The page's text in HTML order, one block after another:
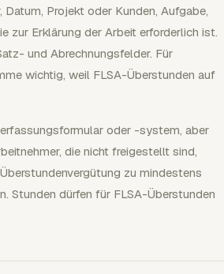
Projekt oder Kunden, Aufgabe,
zur Erklärung der Arbeit erforderlich ist.
und Abrechnungsfelder. Für
wichtig, weil FLSA-Überstunden auf
oder -system, aber
die nicht freigestellt sind,
zu mindestens
Stunden dürfen für FLSA-Überstunden